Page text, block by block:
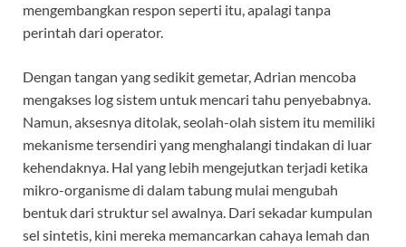
mengembangkan respon seperti itu, apalagi tanpa
perintah dari operator.
Dengan tangan yang sedikit gemetar, Adrian mencoba
mengakses log sistem untuk mencari tahu penyebabnya.
Namun, aksesnya ditolak, seolah-olah sistem itu memiliki
mekanisme tersendiri yang menghalangi tindakan di luar
kehendaknya. Hal yang lebih mengejutkan terjadi ketika
mikro-organisme di dalam tabung mulai mengubah
bentuk dari struktur sel awalnya. Dari sekadar kumpulan
sel sintetis, kini mereka memancarkan cahaya lemah dan